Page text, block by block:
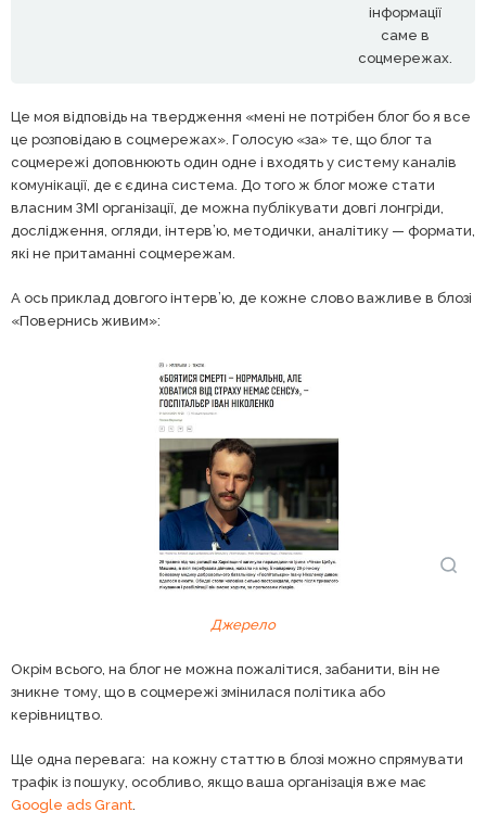
інформації
саме в
соцмережах.
Це моя відповідь на твердження «мені не потрібен блог бо я все
це розповідаю в соцмережах». Голосую «за» те, що блог та
соцмережі доповнюють один одне і входять у систему каналів
комунікації, де є єдина система. До того ж блог може стати
власним ЗМІ організації, де можна публікувати довгі лонгріди,
дослідження, огляди, інтерв’ю, методички, аналітику — формати,
які не притаманні соцмережам.
А ось приклад довгого інтерв’ю, де кожне слово важливе в блозі
«Повернись живим»:
Джерело
Окрім всього, на блог не можна пожалітися, забанити, він не
зникне тому, що в соцмережі змінилася політика або
керівництво.
Ще одна перевага: на кожну статтю в блозі можно спрямувати
трафік із пошуку, особливо, якщо ваша організація вже має
Google ads Grant.